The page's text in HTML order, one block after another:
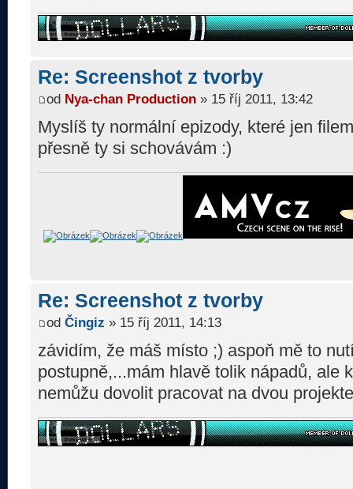
Re: Screenshot z tvorby
od Nya-chan Production » 15 říj 2011, 13:42
Myslíš ty normální epizody, které jen
přesně ty si schovávám :)
Re: Screenshot z tvorby
od Čingiz » 15 říj 2011, 14:13
závidím, že máš místo ;) aspoň mě to
postupně,...mám hlavě tolik nápadů, ale
nemůžu dovolit pracovat na dvou